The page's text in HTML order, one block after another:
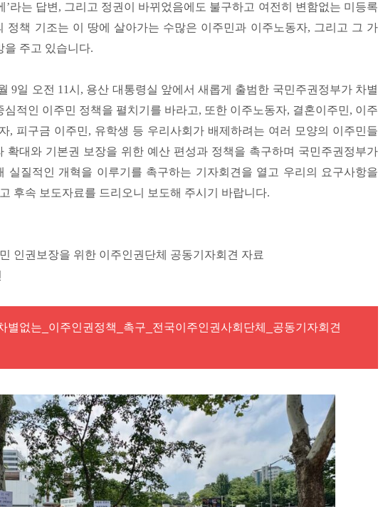
’라는 답변, 그리고 정권이 바뀌었음에도 불구하고 여전히 변함없는 미등록
정책 기조는 이 땅에 살아가는 수많은 이주민과 이주노동자, 그리고 그 가
을 주고 있습니다.
9일 오전 11시, 용산 대통령실 앞에서 새롭게 출범한 국민주권정부가 차별
심적인 이주민 정책을 펼치기를 바라고, 또한 이주노동자, 결혼이주민, 이주
, 피구금 이주민, 유학생 등 우리사회가 배제하려는 여러 모양의 이주민들
확대와 기본권 보장을 위한 예산 편성과 정책을 촉구하며 국민주권정부가
실질적인 개혁을 이루기를 촉구하는 기자회견을 열고 우리의 요구사항을
후속 보도자료를 드리오니 보도해 주시기 바랍니다.
인권보장을 위한 이주인권단체 공동기자회견 자료
별없는_이주인권정책_촉구_전국이주인권사회단체_공동기자회견